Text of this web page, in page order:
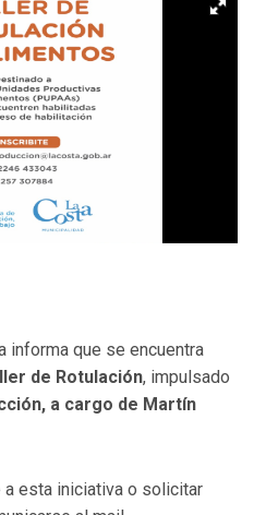
informa que se encuentra
de Rotulación, impulsado
a cargo de Martín
esta iniciativa o solicitar